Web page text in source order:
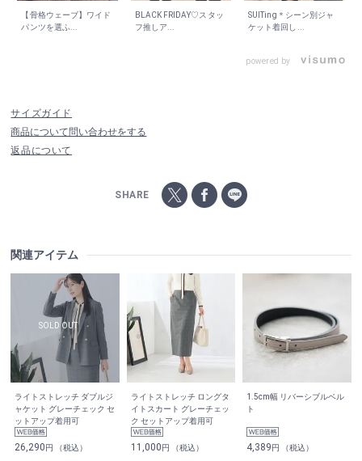
【骨格ウェーブ】ワイド
パンツを選ふ...
BLACK FRIDAY♡スタッ
フ推しア...
SUITing＊シーン別ジャ
ケット着回し...
powered by
サイズガイド
商品について問い合わせをする
返品について
SHARE
関連アイテム
ライトストレッチ ダブルジ
ャケット グレーチェック セ
ットアップ着用可
26,290円 （税込）
ライトストレッチ ロングタ
イトスカート グレーチェッ
ク セットアップ着用可
11,000円 （税込）
1.5cm幅 リバーシブルベル
ト
4,389円 （税込）